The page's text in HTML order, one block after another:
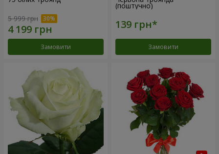
5 999 грн
Замовити
(поштучно)
Замовити